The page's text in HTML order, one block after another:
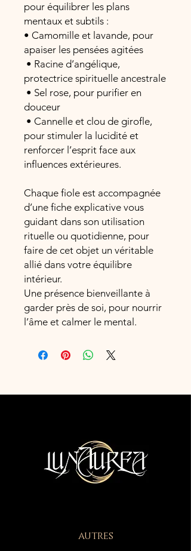
pour équilibrer les plans
mentaux et subtils :
• Camomille et lavande, pour
apaiser les pensées agitées
• Racine d’angélique,
protectrice spirituelle ancestrale
• Sel rose, pour purifier en
douceur
• Cannelle et clou de girofle,
pour stimuler la lucidité et
renforcer l’esprit face aux
influences extérieures.
Chaque fiole est accompagnée
d’une fiche explicative vous
guidant dans son utilisation
rituelle ou quotidienne, pour
faire de cet objet un véritable
allié dans votre équilibre
intérieur.
Une présence bienveillante à
garder près de soi, pour nourrir
l’âme et calmer le mental.
autres